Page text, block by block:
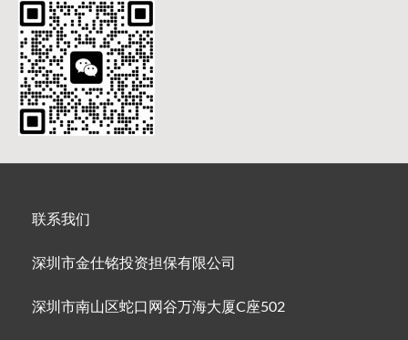
联系我们
深圳市金仕铭投资担保有限公司
深圳市南山区蛇口网谷万海大厦C座502